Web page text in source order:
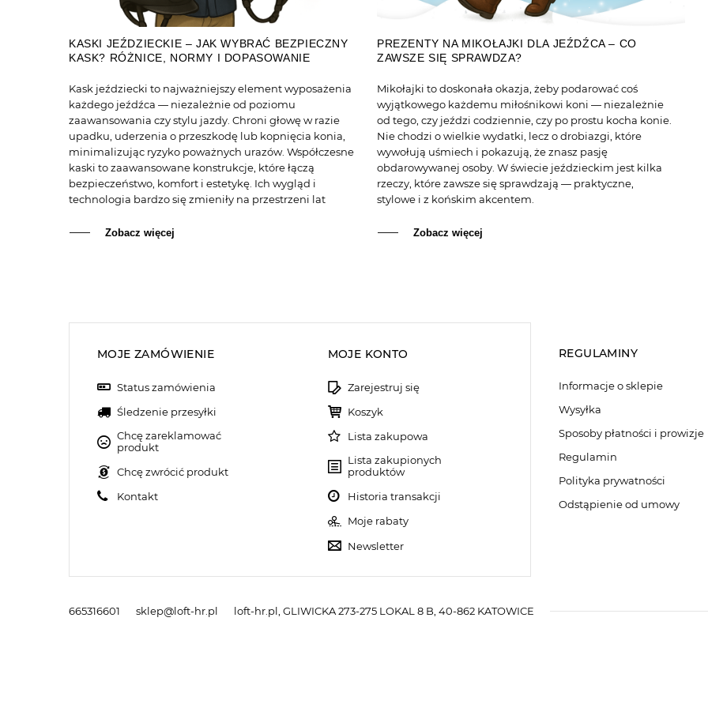
KASKI JEŹDZIECKIE – JAK WYBRAĆ BEZPIECZNY
KASK? RÓŻNICE, NORMY I DOPASOWANIE
Kask jeździecki to najważniejszy element wyposażenia
każdego jeźdźca — niezależnie od poziomu
zaawansowania czy stylu jazdy. Chroni głowę w razie
upadku, uderzenia o przeszkodę lub kopnięcia konia,
minimalizując ryzyko poważnych urazów. Współczesne
kaski to zaawansowane konstrukcje, które łączą
bezpieczeństwo, komfort i estetykę. Ich wygląd i
technologia bardzo się zmieniły na przestrzeni lat
Zobacz więcej
PREZENTY NA MIKOŁAJKI DLA JEŹDŹCA – CO
ZAWSZE SIĘ SPRAWDZA?
Mikołajki to doskonała okazja, żeby podarować coś
wyjątkowego każdemu miłośnikowi koni — niezależnie
od tego, czy jeździ codziennie, czy po prostu kocha konie.
Nie chodzi o wielkie wydatki, lecz o drobiazgi, które
wywołują uśmiech i pokazują, że znasz pasję
obdarowywanej osoby. W świecie jeździeckim jest kilka
rzeczy, które zawsze się sprawdzają — praktyczne,
stylowe i z końskim akcentem.
Zobacz więcej
MOJE ZAMÓWIENIE
Status zamówienia
Śledzenie przesyłki
Chcę zareklamować
produkt
Chcę zwrócić produkt
Kontakt
MOJE KONTO
Zarejestruj się
Koszyk
Lista zakupowa
Lista zakupionych
produktów
Historia transakcji
Moje rabaty
Newsletter
REGULAMINY
Informacje o sklepie
Wysyłka
Sposoby płatności i prowizje
Regulamin
Polityka prywatności
Odstąpienie od umowy
665316601 sklep@loft-hr.pl loft-hr.pl GLIWICKA 273-275 LOKAL 8 B 40-862 KATOWICE